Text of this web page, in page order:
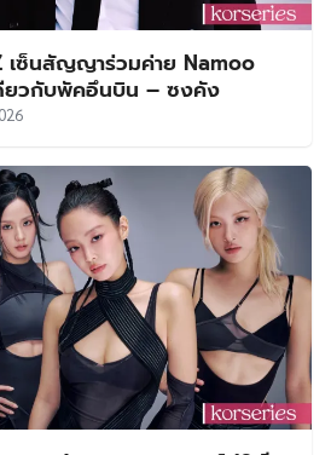
เซ็นสัญญาร่วมค่าย Namoo
วกับพัคอึนบิน – ซงคัง